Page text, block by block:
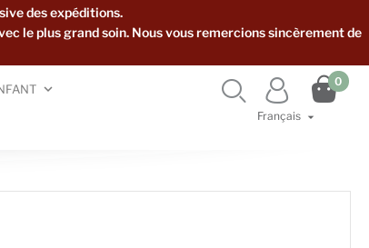
des expéditions.
le plus grand soin. Nous vous remercions sincèrement de
Français 

0

